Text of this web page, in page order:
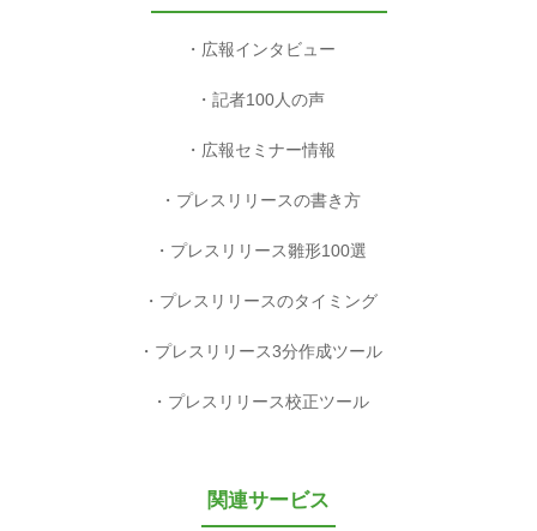
広報インタビュー
記者100人の声
広報セミナー情報
プレスリリースの書き方
プレスリリース雛形100選
プレスリリースのタイミング
プレスリリース3分作成ツール
プレスリリース校正ツール
関連サービス